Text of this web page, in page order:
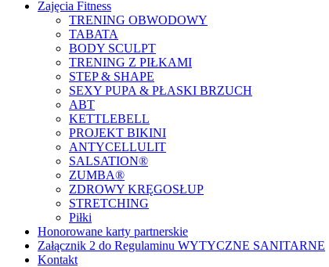
Zajęcia Fitness
TRENING OBWODOWY
TABATA
BODY SCULPT
TRENING Z PIŁKAMI
STEP & SHAPE
SEXY PUPA & PŁASKI BRZUCH
ABT
KETTLEBELL
PROJEKT BIKINI
ANTYCELLULIT
SALSATION®
ZUMBA®
ZDROWY KRĘGOSŁUP
STRETCHING
Piłki
Honorowane karty partnerskie
Załącznik 2 do Regulaminu WYTYCZNE SANITARNE
Kontakt